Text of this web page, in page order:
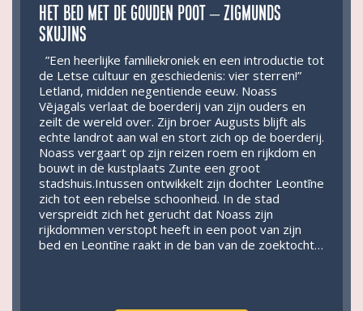
Het bed met de gouden poot – Zigmunds
Skujins
”Een heerlijke familiekroniek en een introductie tot
de Letse cultuur en geschiedenis: vier sterren!”
Letland, midden negentiende eeuw. Noass
Vējagals verlaat de boerderij van zijn ouders en
zeilt de wereld over. Zijn broer Augusts blijft als
echte landrot aan wal en stort zich op de boerderij.
Noass vergaart op zijn reizen roem en rijkdom en
bouwt in de kustplaats Zunte een groot
stadshuis.Intussen ontwikkelt zijn dochter Leontīne
zich tot een rebelse schoonheid. In de stad
verspreidt zich het gerucht dat Noass zijn
rijkdommen verstopt heeft in een poot van zijn
bed en Leontīne raakt in de ban van de zoektocht…